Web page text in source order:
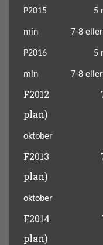
min 7-8
min 7-8
F2012
plan)
oktober
F2013
plan)
oktober
F2014
plan)